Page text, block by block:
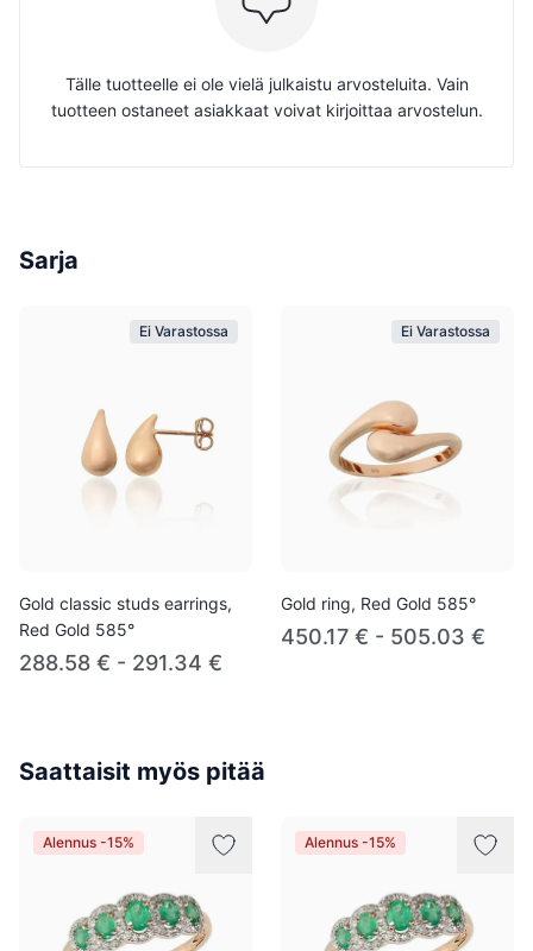
Tälle tuotteelle ei ole vielä julkaistu arvosteluita. Vain
tuotteen ostaneet asiakkaat voivat kirjoittaa arvostelun.
Sarja
Ei Varastossa
Gold classic studs earrings,
Red Gold 585°
288.58 € - 291.34 €
Ei Varastossa
Gold ring, Red Gold 585°
450.17 € - 505.03 €
Saattaisit myös pitää
Alennus -15% Alennus -15%